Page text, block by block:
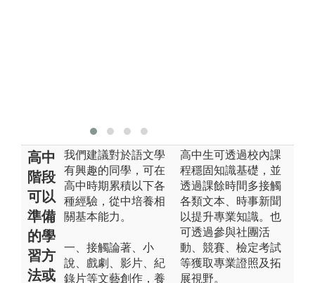
高中
階段
可以
準備
的學
習方
法或
我們建議對於語文學
有興趣的同學，可在
高中時期累積以下各
種經驗，從中培養相
關基本能力。
一、接觸論著、小
說、戲劇、影片、紀
錄片等文藝創作，養
高中生可透過校內課
程穩固知識基礎，並
透過課餘時間多接觸
各類文本、時事新聞
以提升專業知識。也
可透過參與社團活
動、競賽、檢定考試
等獲取專業證照及拓
展視野。